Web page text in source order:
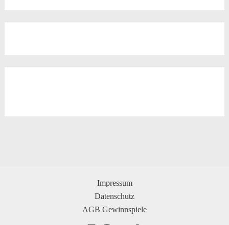
Impressum
Datenschutz
AGB Gewinnspiele